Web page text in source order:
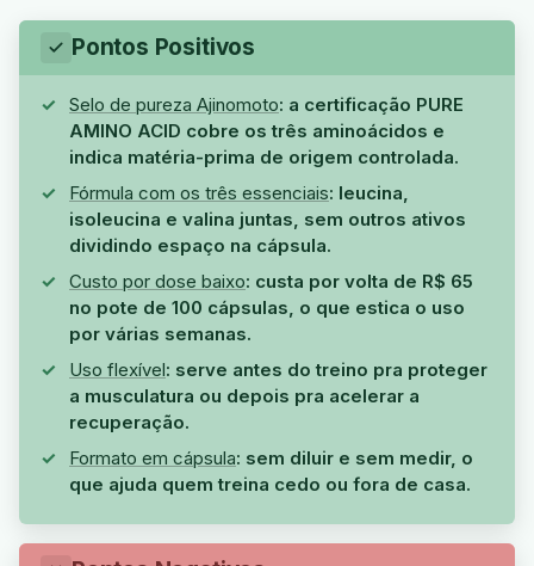
Pontos Positivos
Selo de pureza Ajinomoto: a certificação PURE
AMINO ACID cobre os três aminoácidos e
indica matéria-prima de origem controlada.
Fórmula com os três essenciais: leucina,
isoleucina e valina juntas, sem outros ativos
dividindo espaço na cápsula.
Custo por dose baixo: custa por volta de R$ 65
no pote de 100 cápsulas, o que estica o uso
por várias semanas.
Uso flexível: serve antes do treino pra proteger
a musculatura ou depois pra acelerar a
recuperação.
Formato em cápsula: sem diluir e sem medir, o
que ajuda quem treina cedo ou fora de casa.